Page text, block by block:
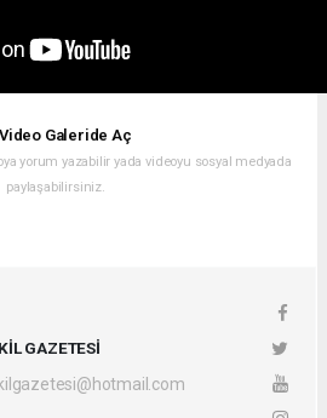
Video Galeride Aç
yorum yazabilir yada videoyu sosyal medyada
paylaşabilirsiniz.
GAZETESİ